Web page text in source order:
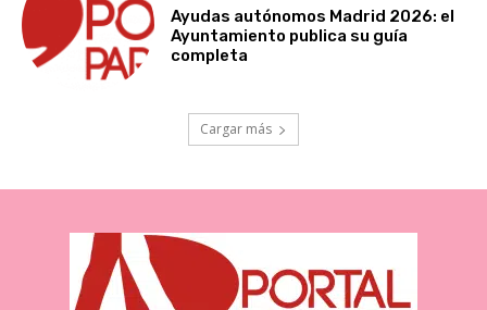
Ayudas autónomos Madrid 2026: el
Ayuntamiento publica su guía
completa
Cargar más